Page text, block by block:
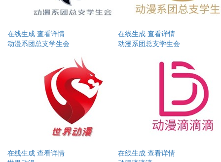
在线生成 查看详情
动漫系团总支学生会
在线生成 查看详情
动漫系团总支学生会
在线生成 查看详情
在线生成 查看详情